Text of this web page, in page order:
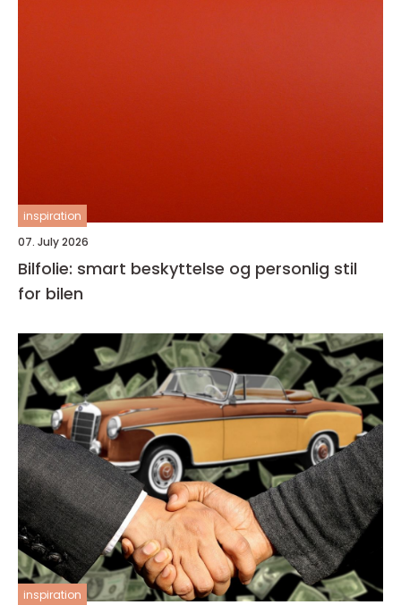
inspiration
07. July 2026
Bilfolie: smart beskyttelse og personlig stil
for bilen
inspiration